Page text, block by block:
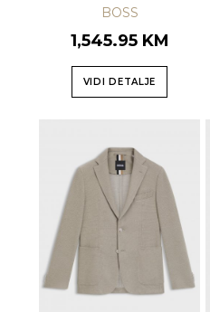
BOSS
1,545.95 KM
VIDI DETALJE